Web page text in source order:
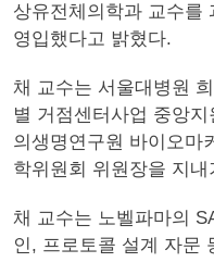
상유전체의학과 교수를
영입했다고 밝혔다.
채 교수는 서울대병원
별 거점센터사업 중앙
의생명연구원 바이오마
학위원회 위원장을 지내
채 교수는 노벨파마의
인, 프로토콜 설계 자문